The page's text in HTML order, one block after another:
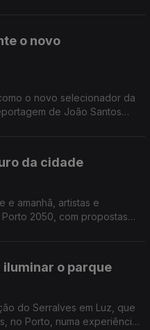
o novo
o novo selecionador da
de João Santos
da cidade
e amanhã, artistas e
2050, com propostas
iluminar o parque
do Serralves em Luz, que
no Porto, numa experiência